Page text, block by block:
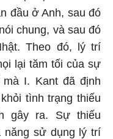
đầu ở Anh, sau đó
chung, và sau đó
Theo đó, lý trí
lại tăm tối của sự
I. Kant đã định
tình trạng thiếu
gây ra. Sự thiếu
năng sử dụng lý trí